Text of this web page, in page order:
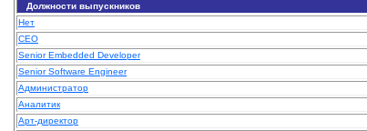
Должности выпускников
Нет
CEO
Senior Embedded Developer
Senior Software Engineer
Администратор
Аналитик
Арт-директор